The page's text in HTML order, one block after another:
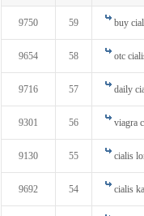
9750 59 buy
9654 58 otc
9716 57 daily
9301 56 viagra
9130 55 cialis
9692 54 cialis